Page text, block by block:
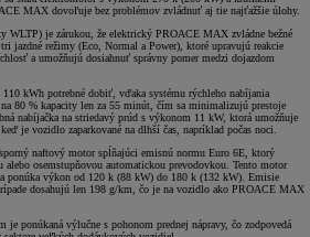
MAX dovoľuje bez problémov zvládnuť aj tie najťažšie úlohy.
WLTP) je zárukou, že elektrický PROACE MAX zvládne bežné
jazdné režimy (Eco, Normal a Power), ktoré upravujú reakcie
a umožňujú dosiahnuť správny pomer medzi dojazdom
kWh potrebné dobiť, vďaka systému rýchleho nabíjania
80 % kapacity len za 55 minút, čím sa minimalizujú prestoje
nabíjačka na striedavý prúd s výkonom 11 kW, ktorá umožňuje
je vozidlo zaparkované na dlhší čas, napríklad počas noci.
naftový motor spĺňajúci emisnú normu Euro 6E, ktorý
alebo osemstupňovou automatickou prevodovkou. Tento motor
ponúka výkon od 120 k (88 kW) do 180 k (132 kW). Emisie
dosahujú len 198 g/km, čo je na vozidlo ako PROACE MAX
ponúkaná výlučne s pohonom prednej nápravy, čo zodpovedá